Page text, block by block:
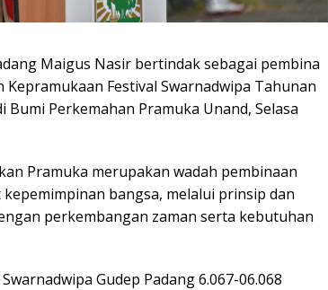
Maigus Nasir bertindak sebagai pembina
Festival Swarnadwipa Tahunan
Bumi Perkemahan Pramuka Unand, Selasa
Pramuka merupakan wadah pembinaan
bangsa, melalui prinsip dan
perkembangan zaman serta kebutuhan
Gudep Padang 6.067-06.068